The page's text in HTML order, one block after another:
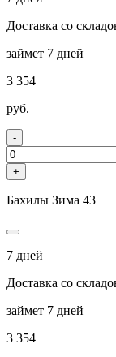
Доставка со
займет 7 дней
3 354
руб.
-
+
Бахилы Зима 43
7 дней
Доставка со
займет 7 дней
3 354